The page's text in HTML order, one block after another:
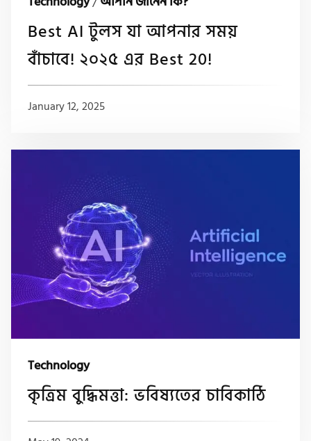
Best AI টুলস যা আপনার সময়
বাঁচাবে! ২০২৫ এর Best 20!
January 12, 2025
Technology
কৃত্রিম বুদ্ধিমত্তা: ভবিষ্যতের চাবিকাঠি